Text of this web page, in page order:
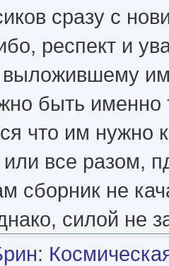
сразу с
респект и
быть именно
что им нужно
все разом,
сборник не
силой не
: